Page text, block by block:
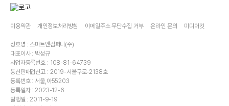
이용약관 개인정보처리방침 이메일주소 무단수집 거부 온라인 문의 미디어킷
상호명 : 스마트앤컴퍼니(주)
대표이사 : 박성규
사업자등록번호 : 108-81-64739
통신판매업신고 : 2019-서울구로-2138호
등록번호 : 서울,아55203
등록일자 : 2023-12-6
발행일 : 2011-9-19